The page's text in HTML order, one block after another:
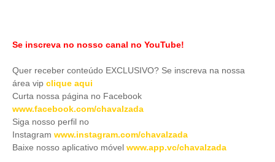
Se inscreva no nosso canal no YouTube!
Quer receber conteúdo EXCLUSIVO? Se inscreva na nossa
área vip clique aqui
Curta nossa página no Facebook
www.facebook.com/chavalzada
Siga nosso perfil no
Instagram www.instagram.com/chavalzada
Baixe nosso aplicativo móvel www.app.vc/chavalzada